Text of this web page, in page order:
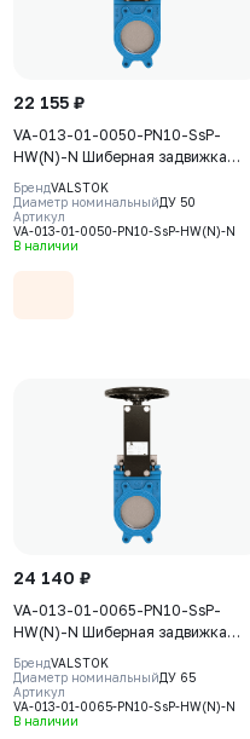
22 155 ₽
VA-013-01-0050-PN10-SsP-
HW(N)-N Шиберная задвижка
Valstok, серия VA, DN0050, PN10,
штурвал, невыдвижной шток,
корпус GJS-400-15 (GGG40), нож
AISI304, седловое уплотнение
БрендVALSTOK
Диаметр номинальныйДУ 50
Артикул
VA-013-01-0050-PN10-SsP-HW(N)-N
В наличии
24 140 ₽
VA-013-01-0065-PN10-SsP-
HW(N)-N Шиберная задвижка
Valstok, серия VA, DN0065, PN10,
штурвал, невыдвижной шток,
корпус GJS-400-15 (GGG40), нож
AISI304, седловое уплотнение
БрендVALSTOK
Диаметр номинальныйДУ 65
Артикул
VA-013-01-0065-PN10-SsP-HW(N)-N
В наличии